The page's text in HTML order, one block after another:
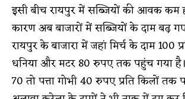
इसी बीच रायपुर में सब्जियों की आवक कम
कारण अब बाजारों में सब्जियों के दाम बढ़
रायपुर के बाजारा में जहां मिर्च के दाम 100
धनिया और मटर 80 रुपए तक पहुंच गया
70 तो पत्ता गोभी 40 रुपए प्रति किलों